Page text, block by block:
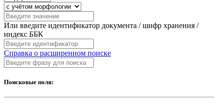
Или введите идентификатор документа / шифр хранения /
индекс ББК
Справка о расширенном поиске
Поисковые поля: